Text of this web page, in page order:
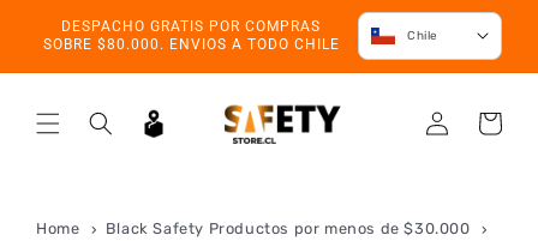
Ir directamente
al contenido
DESPACHO GRATIS POR COMPRAS
SOBRE $80.000. ENVIOS A TODO CHILE
Chile
Iniciar
sesión
Carrito
Home
Black Safety Productos por menos de $30.000